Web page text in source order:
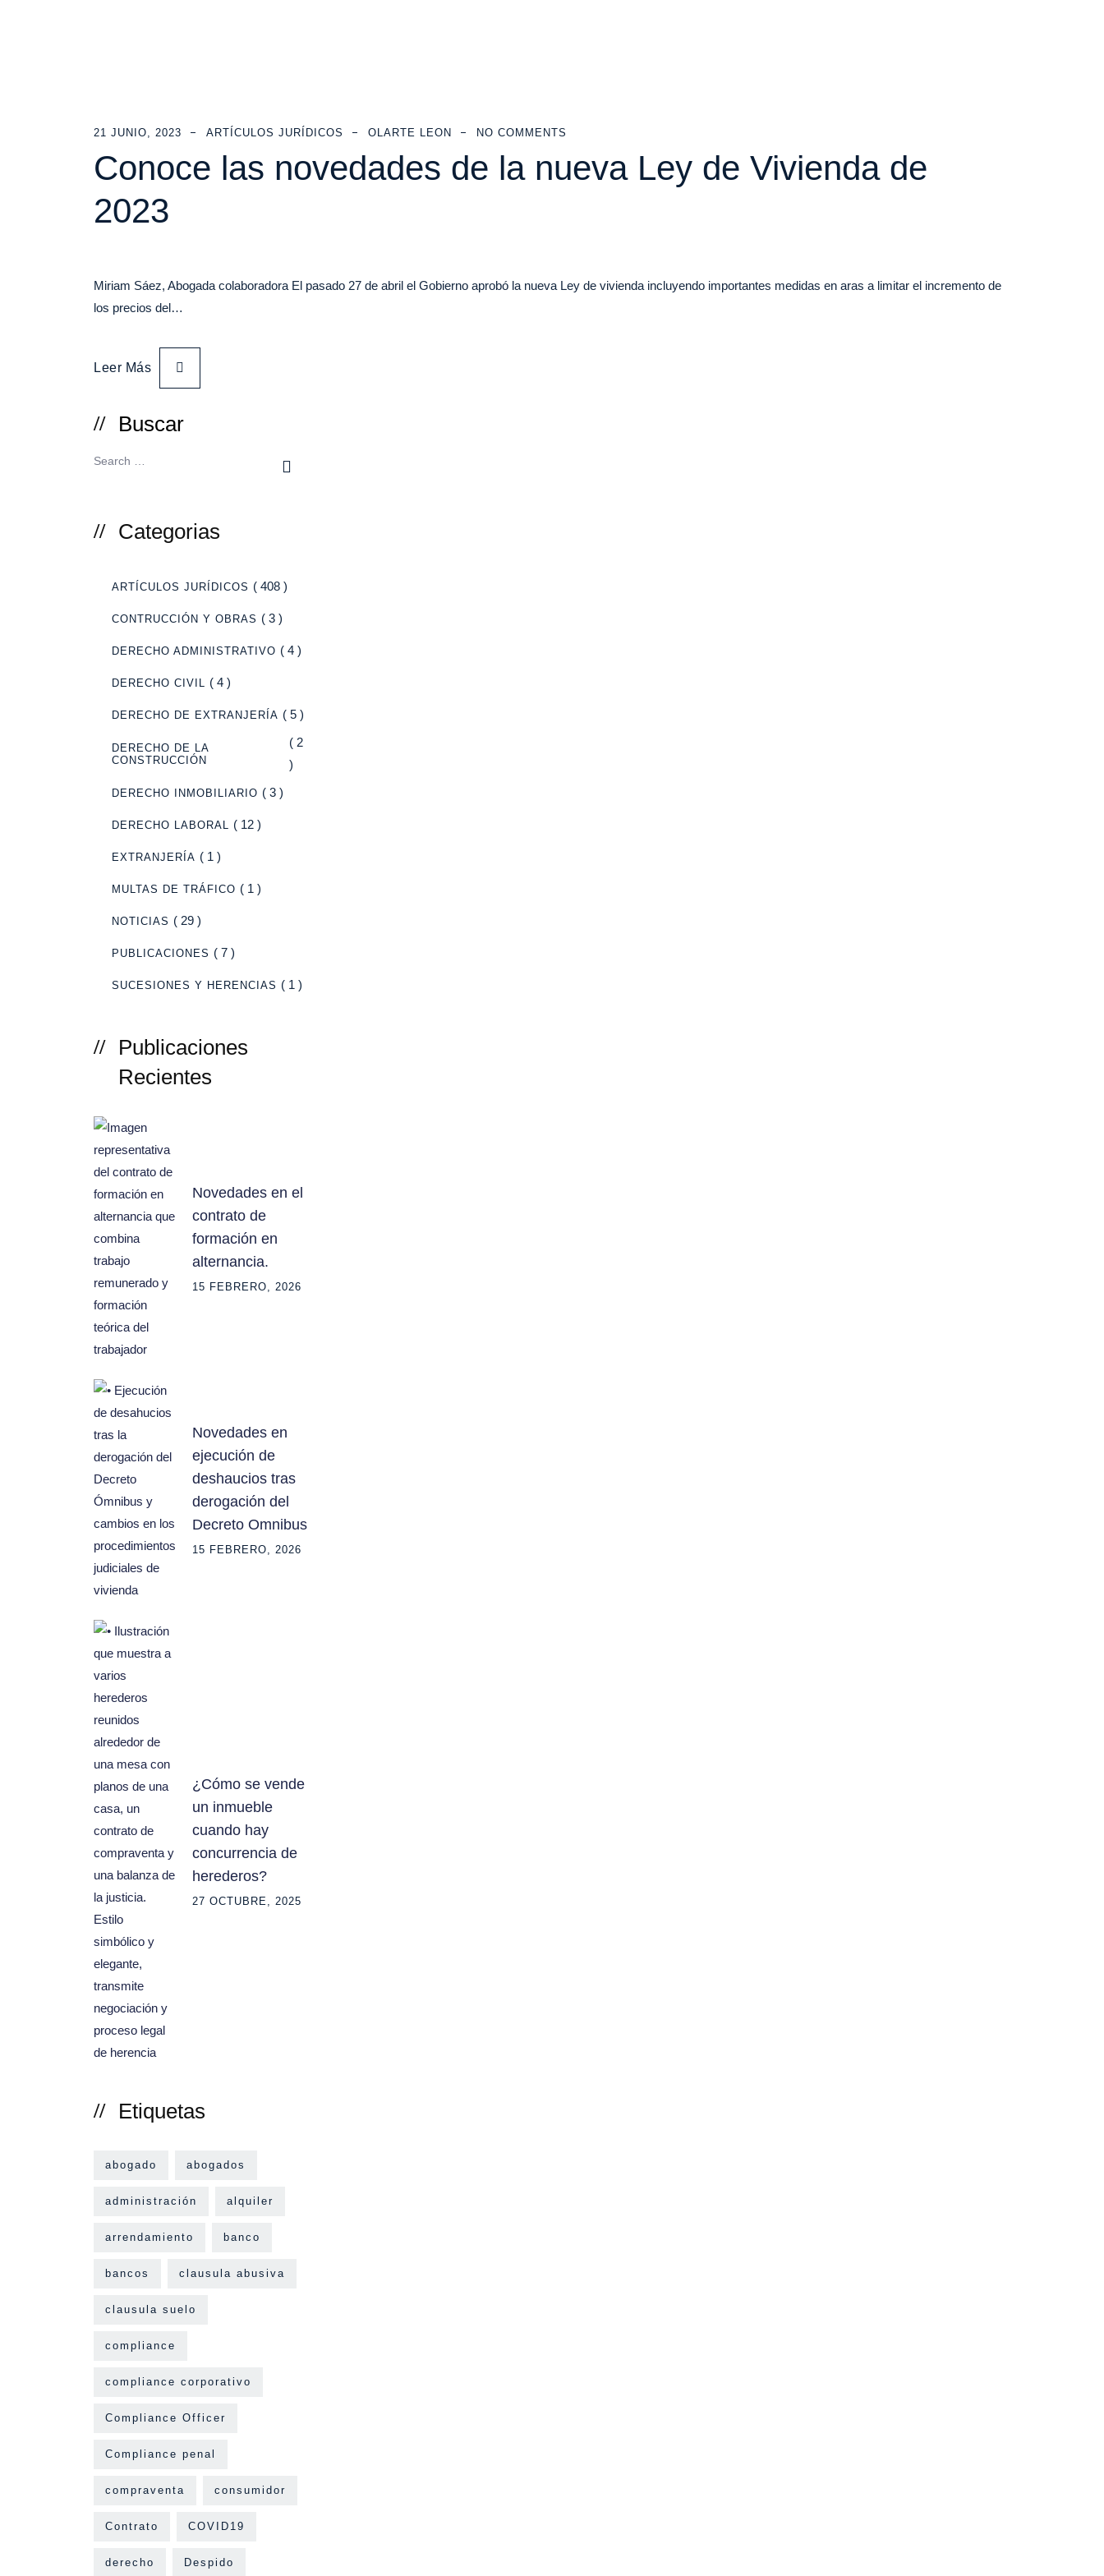
21 JUNIO, 2023 ARTÍCULOS JURÍDICOS OLARTE LEON NO COMMENTS
Conoce las novedades de la nueva Ley de Vivienda de
2023
Miriam Sáez, Abogada colaboradora El pasado 27 de abril el Gobierno aprobó la nueva Ley de vivienda incluyendo importantes medidas en aras a limitar el incremento de
los precios del…
Leer Más
Buscar
Categorias
ARTÍCULOS JURÍDICOS ( 408 )
CONTRUCCIÓN Y OBRAS ( 3 )
DERECHO ADMINISTRATIVO ( 4 )
DERECHO CIVIL ( 4 )
DERECHO DE EXTRANJERÍA ( 5 )
DERECHO DE LA
CONSTRUCCIÓN
( 2
)
DERECHO INMOBILIARIO ( 3 )
DERECHO LABORAL ( 12 )
EXTRANJERÍA ( 1 )
MULTAS DE TRÁFICO ( 1 )
NOTICIAS ( 29 )
PUBLICACIONES ( 7 )
SUCESIONES Y HERENCIAS ( 1 )
Publicaciones
Recientes
Novedades en el
contrato de
formación en
alternancia.
15 FEBRERO, 2026
Novedades en
ejecución de
deshaucios tras
derogación del
Decreto Omnibus
15 FEBRERO, 2026
¿Cómo se vende
un inmueble
cuando hay
concurrencia de
herederos?
27 OCTUBRE, 2025
Etiquetas
abogado abogados
administración alquiler
arrendamiento banco
bancos clausula abusiva
clausula suelo
compliance
compliance corporativo
Compliance Officer
Compliance penal
compraventa consumidor
Contrato COVID19
derecho Despido